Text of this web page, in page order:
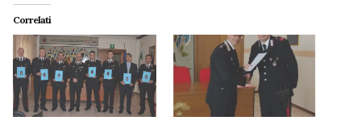
Correlati